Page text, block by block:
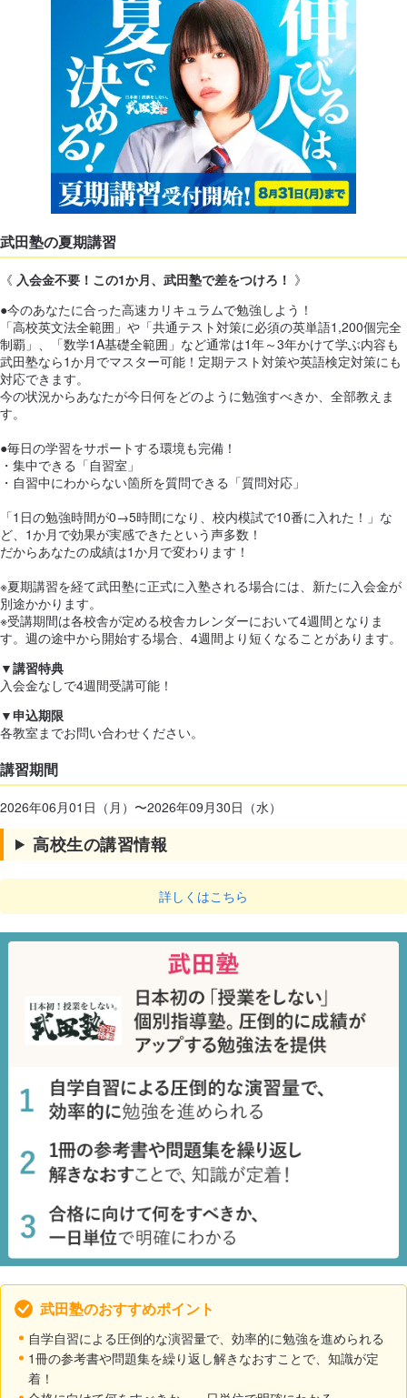
武田塾の夏期講習
《 入会金不要！この1か月、武田塾で差をつけろ！ 》
●今のあなたに合った高速カリキュラムで勉強しよう！
「高校英文法全範囲」や「共通テスト対策に必須の英単語1,200個完全
制覇」、「数学1A基礎全範囲」など通常は1年～3年かけて学ぶ内容も
武田塾なら1か月でマスター可能！定期テスト対策や英語検定対策にも
対応できます。
今の状況からあなたが今日何をどのように勉強すべきか、全部教えま
す。
●毎日の学習をサポートする環境も完備！
・集中できる「自習室」
・自習中にわからない箇所を質問できる「質問対応」
「1日の勉強時間が0→5時間になり、校内模試で10番に入れた！」な
ど、1か月で効果が実感できたという声多数！
だからあなたの成績は1か月で変わります！
※夏期講習を経て武田塾に正式に入塾される場合には、新たに入会金が
別途かかります。
※受講期間は各校舎が定める校舎カレンダーにおいて4週間となりま
す。週の途中から開始する場合、4週間より短くなることがあります。
▼講習特典
入会金なしで4週間受講可能！
▼申込期限
各教室までお問い合わせください。
講習期間
2026年06月01日（月）〜2026年09月30日（水）
高校生の講習情報
詳しくはこちら
武田塾のおすすめポイント
自学自習による圧倒的な演習量で、効率的に勉強を進められる
1冊の参考書や問題集を繰り返し解きなおすことで、知識が定
着！